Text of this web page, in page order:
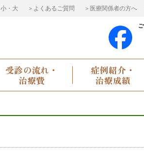
小 ・ 大 ＞よくあるご質問 ＞医療関係者の方へ
受診の流れ・
治療費
症例紹介・
治療成績